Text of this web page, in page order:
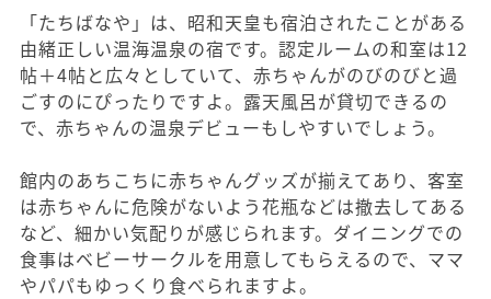
「たちばなや」は、昭和天皇も宿泊されたことがある
由緒正しい温海温泉の宿です。認定ルームの和室は12
帖＋4帖と広々としていて、赤ちゃんがのびのびと過
ごすのにぴったりですよ。露天風呂が貸切できるの
で、赤ちゃんの温泉デビューもしやすいでしょう。
館内のあちこちに赤ちゃんグッズが揃えてあり、客室
は赤ちゃんに危険がないよう花瓶などは撤去してある
など、細かい気配りが感じられます。ダイニングでの
食事はベビーサークルを用意してもらえるので、ママ
やパパもゆっくり食べられますよ。